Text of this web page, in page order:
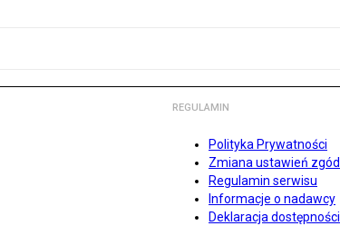
REGULAMIN
Polityka Prywatności
Zmiana ustawień zgód
Regulamin serwisu
Informacje o nadawcy
Deklaracja dostępności